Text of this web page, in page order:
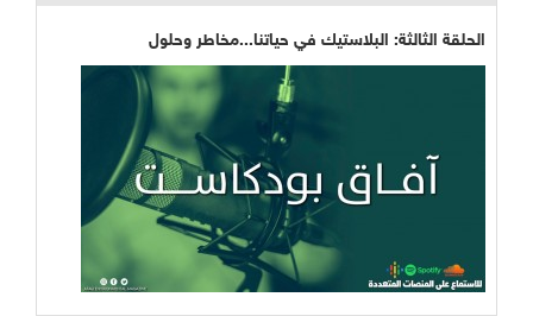
الحلقة الثالثة: البلاستيك في حياتنا...مخاطر وحلول